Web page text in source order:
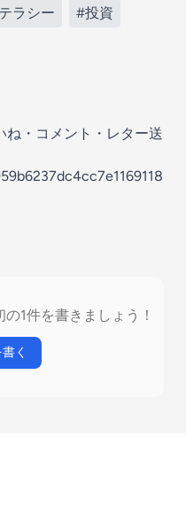
ラシー #投資
ね・コメント・レター送
1件を書きましょう！
く